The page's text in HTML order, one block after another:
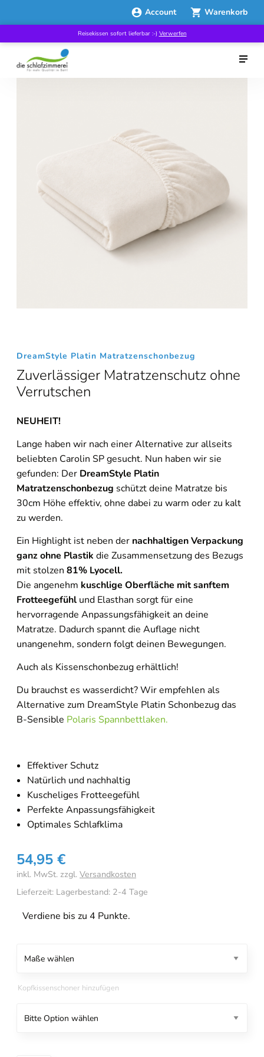
Account Warenkorb
Reisekissen sofort lieferbar :-) Verwerfen
DreamStyle Platin Matratzenschonbezug
Zuverlässiger Matratzenschutz ohne
Verrutschen
NEUHEIT!
Lange haben wir nach einer Alternative zur allseits
beliebten Carolin SP gesucht. Nun haben wir sie
gefunden: Der DreamStyle Platin
Matratzenschonbezug schützt deine Matratze bis
30cm Höhe effektiv, ohne dabei zu warm oder zu kalt
zu werden.
Ein Highlight ist neben der nachhaltigen Verpackung
ganz ohne Plastik die Zusammensetzung des Bezugs
mit stolzen 81% Lyocell.
Die angenehm kuschlige Oberfläche mit sanftem
Frotteegefühl und Elasthan sorgt für eine
hervorragende Anpassungsfähigkeit an deine
Matratze. Dadurch spannt die Auflage nicht
unangenehm, sondern folgt deinen Bewegungen.
Auch als Kissenschonbezug erhältlich!
Du brauchst es wasserdicht? Wir empfehlen als
Alternative zum DreamStyle Platin Schonbezug das
B-Sensible Polaris Spannbettlaken.
Effektiver Schutz
Natürlich und nachhaltig
Kuscheliges Frotteegefühl
Perfekte Anpassungsfähigkeit
Optimales Schlafklima
54,95 €
inkl. MwSt. zzgl. Versandkosten
Lieferzeit: Lagerbestand: 2-4 Tage
Verdiene bis zu 4 Punkte.
Kopfkissenschoner hinzufügen